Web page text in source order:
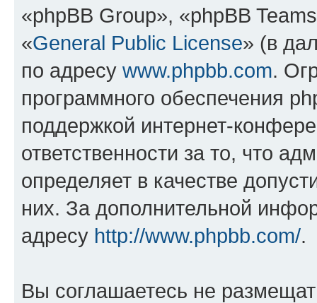
«phpBB Group», «phpBB
«General Public License» (в
по адресу www.phpbb.com.
программного обеспечения
поддержкой интернет-
ответственности за то, что
определяет в качестве
них. За дополнительной
адресу http://www.phpbb.com/.
Вы соглашаетесь не